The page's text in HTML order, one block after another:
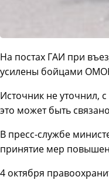
На постах ГАИ при
усилены бойцами
Источник не уточнил,
это может быть
В пресс-службе
принятие мер
4 октября